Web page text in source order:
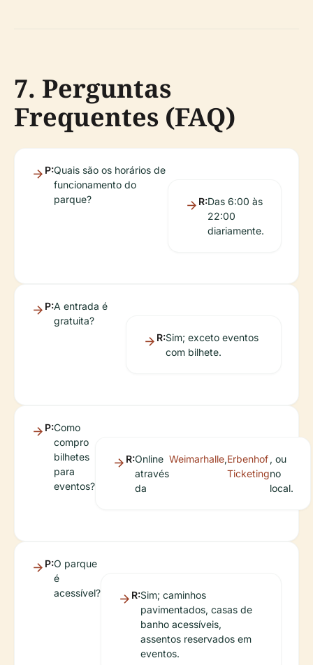
7. Perguntas
Frequentes (FAQ)
P:Quais são os horários de
funcionamento do
parque?
R:Das 6:00 às
22:00
diariamente.
P:A entrada é
gratuita?
R:Sim; exceto eventos
com bilhete.
P:Como
compro
bilhetes
para
eventos?
R:Online
através
da
Weimarhalle,Erbenhof
Ticketing
, ou
no
local.
P:O parque
é
acessível?
R:Sim; caminhos
pavimentados, casas de
banho acessíveis,
assentos reservados em
eventos.